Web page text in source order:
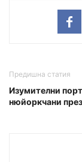
Предишна статия
Изумителни
нюйоркчани